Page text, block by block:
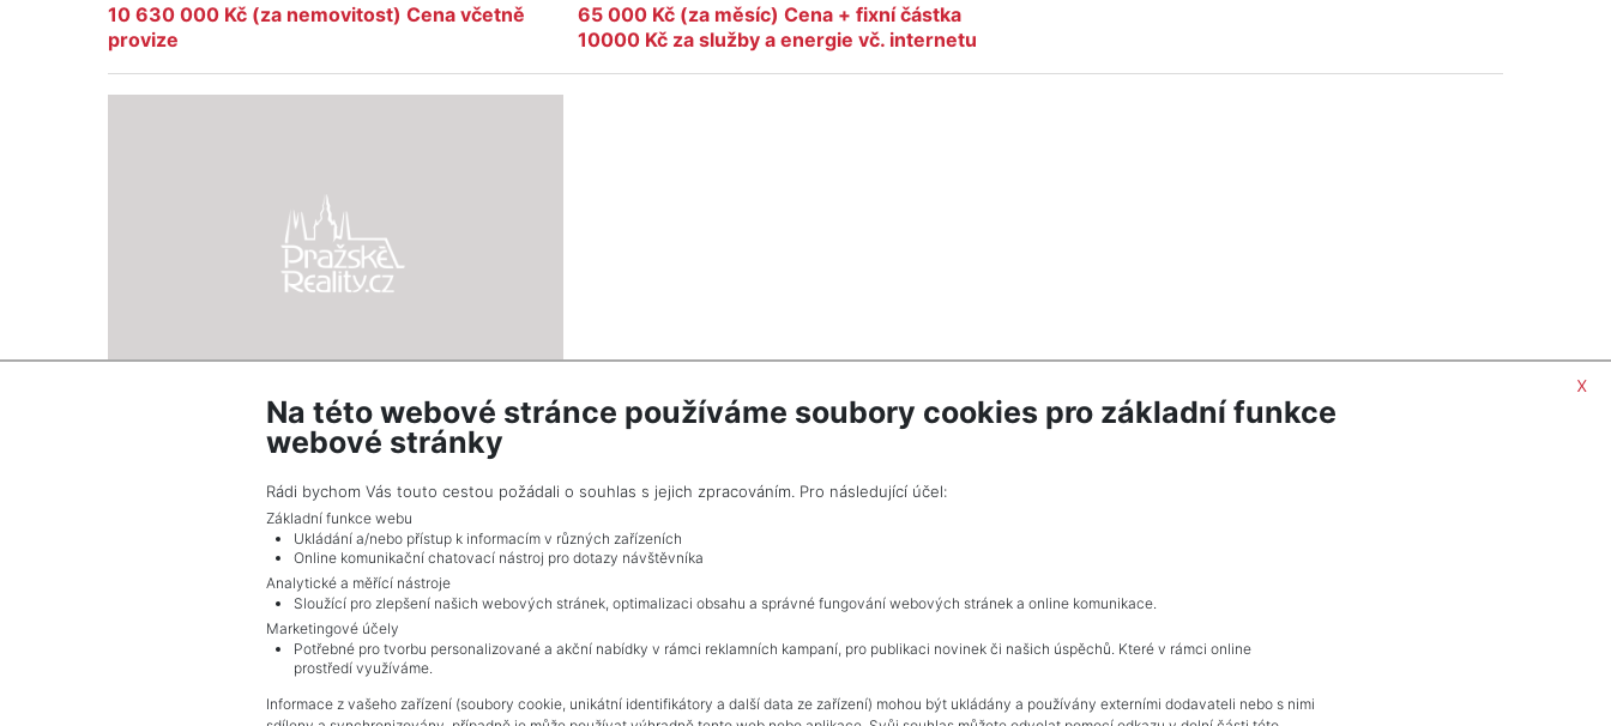
10 630 000 Kč (za nemovitost) Cena včetně
provize
65 000 Kč (za měsíc) Cena + fixní částka
10000 Kč za služby a energie vč. internetu
Pozemek na prodej / pole / 16229 m 2
470 641 Kč (za nemovitost) Cena
NAVIGACE KONTAKT
x
Na této webové stránce používáme soubory cookies pro základní funkce
webové stránky
Rádi bychom Vás touto cestou požádali o souhlas s jejich zpracováním. Pro následující účel:
Základní funkce webu
Ukládání a/nebo přístup k informacím v různých zařízeních
Online komunikační chatovací nástroj pro dotazy návštěvníka
Analytické a měřící nástroje
Sloužící pro zlepšení našich webových stránek, optimalizaci obsahu a správné fungování webových stránek a online komunikace.
Marketingové účely
Potřebné pro tvorbu personalizované a akční nabídky v rámci reklamních kampaní, pro publikaci novinek či našich úspěchů. Které v rámci online
prostředí využíváme.
Informace z vašeho zařízení (soubory cookie, unikátní identifikátory a další data ze zařízení) mohou být ukládány a používány externími dodavateli nebo s nimi